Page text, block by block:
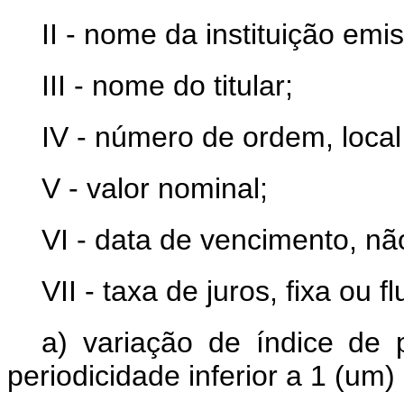
II - nome da instituição
III - nome do titular;
IV - número de ordem,
V - valor nominal;
VI - data de vencimento,
VII - taxa de juros, fixa ou
a) variação de índice de
periodicidade inferior a 1 (um)